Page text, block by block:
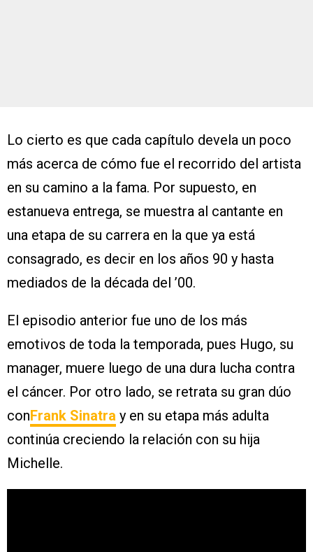
Lo cierto es que cada capítulo devela un poco
más acerca de cómo fue el recorrido del artista
en su camino a la fama. Por supuesto, en
estanueva entrega, se muestra al cantante en
una etapa de su carrera en la que ya está
consagrado, es decir en los años 90 y hasta
mediados de la década del ’00.
El episodio anterior fue uno de los más
emotivos de toda la temporada, pues Hugo, su
manager, muere luego de una dura lucha contra
el cáncer. Por otro lado, se retrata su gran dúo
conFrank Sinatra y en su etapa más adulta
continúa creciendo la relación con su hija
Michelle.